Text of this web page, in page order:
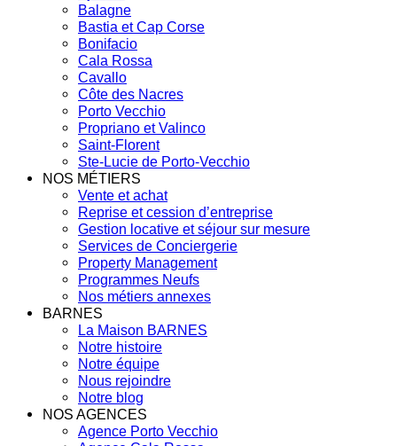
Balagne
Bastia et Cap Corse
Bonifacio
Cala Rossa
Cavallo
Côte des Nacres
Porto Vecchio
Propriano et Valinco
Saint-Florent
Ste-Lucie de Porto-Vecchio
NOS MÉTIERS
Vente et achat
Reprise et cession d’entreprise
Gestion locative et séjour sur mesure
Services de Conciergerie
Property Management
Programmes Neufs
Nos métiers annexes
BARNES
La Maison BARNES
Notre histoire
Notre équipe
Nous rejoindre
Notre blog
NOS AGENCES
Agence Porto Vecchio